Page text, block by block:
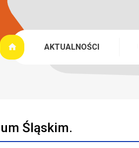
AKTUALNOŚCI
Śląskim.